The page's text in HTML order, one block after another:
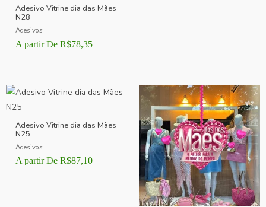
Adesivo Vitrine dia das Mães
N28
Adesivos
A partir De R$78,35
Adesivo Vitrine dia das Mães
N25
Adesivos
A partir De R$87,10